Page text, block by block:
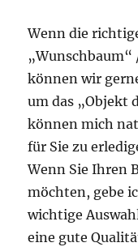
Wenn die
können wir
um das „Objekt
können mich
für Sie zu
Wenn Sie Ihren
möchten, gebe
wichtige
eine gute